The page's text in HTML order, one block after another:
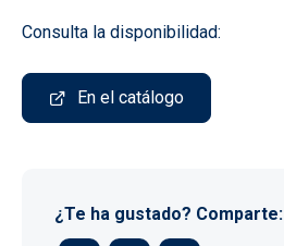
Consulta la disponibilidad:
En el catálogo
¿Te ha gustado? Comparte: